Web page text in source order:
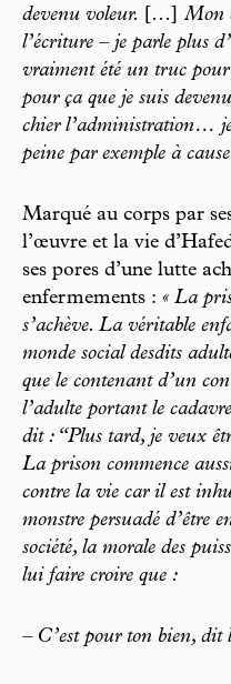
devenu voleur.
[…]Mon
l’écriture – je parle plus
vraiment été un truc pour
pour ça que je suis
chier l’administration…
peine par exemple à
Marqué au corps par
l’œuvre et la vie
ses pores d’une lutte
enfermements : « La
s’achève. La véritable
monde social desdits
que le contenant d’un
l’adulte portant le
dit : “Plus tard, je veux
La prison commence
contre la vie car il est
monstre persuadé d’être
société, la morale des
lui faire croire que :
– C’est pour ton bien, dit